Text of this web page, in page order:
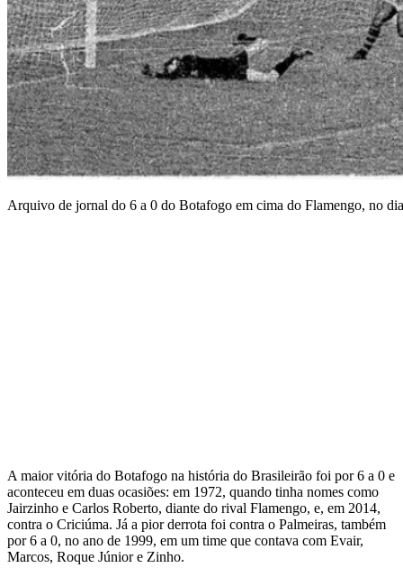
Arquivo de jornal do 6 a 0 do Botafogo em cima do Flamengo, no
A maior vitória do Botafogo na história do Brasileirão foi por 6 a 0 e
aconteceu em duas ocasiões: em 1972, quando tinha nomes como
Jairzinho e Carlos Roberto, diante do rival Flamengo, e, em 2014,
contra o Criciúma. Já a pior derrota foi contra o Palmeiras, também
por 6 a 0, no ano de 1999, em um time que contava com Evair,
Marcos, Roque Júnior e Zinho.